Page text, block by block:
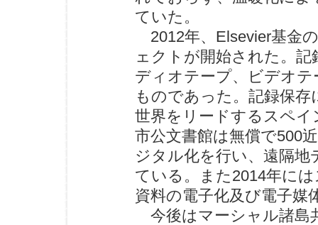
ていた。
2012年、Elsevier基金
ェクトが開始された。
ディオテープ、ビデオ
ものであった。記録保
世界をリードするスペイ
市公文書館は無償で500
ジタル化を行い、遠隔
ている。また2014年に
資料の電子化及び電子媒
今後はマーシャル諸島